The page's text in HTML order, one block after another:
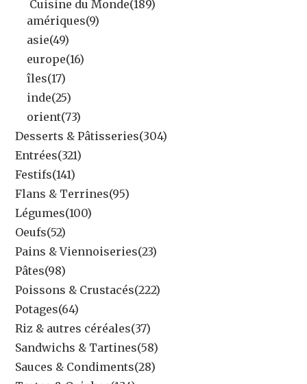
Cuisine du Monde(189)
amériques(9)
asie(49)
europe(16)
îles(17)
inde(25)
orient(73)
Desserts & Pâtisseries(304)
Entrées(321)
Festifs(141)
Flans & Terrines(95)
Légumes(100)
Oeufs(52)
Pains & Viennoiseries(23)
Pâtes(98)
Poissons & Crustacés(222)
Potages(64)
Riz & autres céréales(37)
Sandwichs & Tartines(58)
Sauces & Condiments(28)